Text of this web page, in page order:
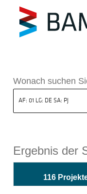
BAM
Wonach suchen
Ergebnis der
116